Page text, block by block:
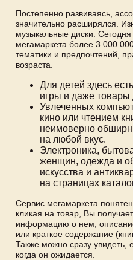
Постепенно развиваясь,
значительно расширялся.
музыкальные диски. Сегодня
мегамаркета более 3 000
тематики и предпочтений,
возраста.
Для детей здесь
игры и даже
Увлеченных
кино или чтением
неимоверно
на любой вкус.
Электроника,
женщин, одежда и
искусства и
на страницах
Сервис мегамаркета
кликая на товар, Вы
информацию о нем,
или краткое содержание
Также можно сразу увидеть,
когда он ожидается.